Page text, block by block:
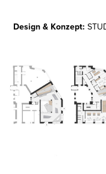
Design & Konzept: